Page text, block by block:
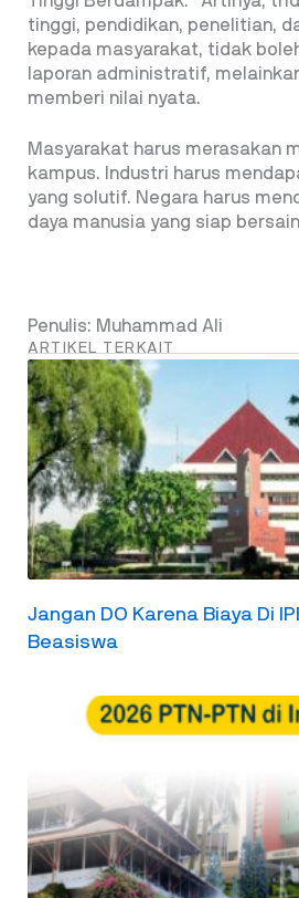
tinggi, pendidikan, penelitian,
kepada masyarakat, tidak
laporan administratif,
memberi nilai nyata.
Masyarakat harus merasakan
kampus. Industri harus
yang solutif. Negara harus
daya manusia yang siap
Penulis: Muhammad Ali
ARTIKEL TERKAIT
Jangan DO Karena Biaya Di
Beasiswa